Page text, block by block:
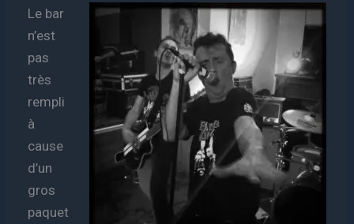
Le bar
n’est
pas
très
rempli
à
cause
d’un
gros
paquet